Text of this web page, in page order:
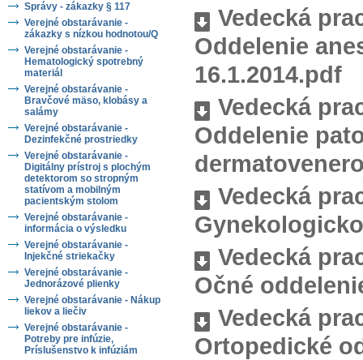
Správy - zákazky § 117
Verejné obstarávanie -
zákazky s nízkou hodnotou/Q
Verejné obstarávanie -
Hematologický spotrebný
materiál
Verejné obstarávanie -
Bravčové mäso, klobásy a
salámy
Verejné obstarávanie -
Dezinfekčné prostriedky
Verejné obstarávanie -
Digitálny prístroj s plochým
detektorom so stropným
statívom a mobilným
pacientským stolom
Verejné obstarávanie -
informácia o výsledku
Verejné obstarávanie -
Injekčné striekačky
Verejné obstarávanie -
Jednorázové plienky
Verejné obstarávanie - Nákup
liekov a liečiv
Verejné obstarávanie -
Potreby pre infúzie,
Príslušenstvo k infúziám
Vedecká
Oddelenie
16.1.2014.pdf
Vedecká
Oddelenie
Vedecká
Vedecká
Očné
Vedecká
Ortopedické